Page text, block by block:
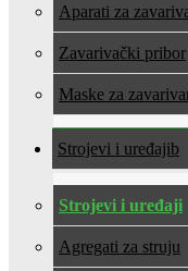
Aparati za
Zavarivački pribor
Maske za
Strojevi i uređaji
Strojevi i uređaji
Agregati za struju